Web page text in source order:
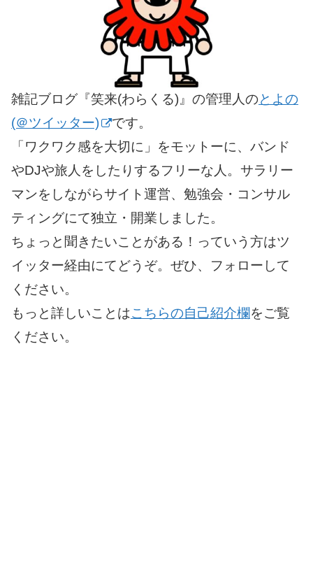
雑記ブログ『笑来(わらくる)』の管理人のとよの
(＠ツイッター)
です。
「ワクワク感を大切に」をモットーに、バンド
やDJや旅人をしたりするフリーな人。サラリー
マンをしながらサイト運営、勉強会・コンサル
ティングにて独立・開業しました。
ちょっと聞きたいことがある！っていう方はツ
イッター経由にてどうぞ。ぜひ、フォローして
ください。
もっと詳しいことはこちらの自己紹介欄をご覧
ください。